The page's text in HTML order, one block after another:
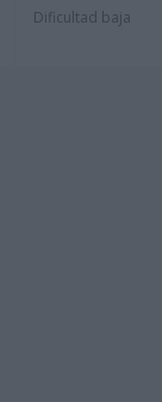
Dificultad baja